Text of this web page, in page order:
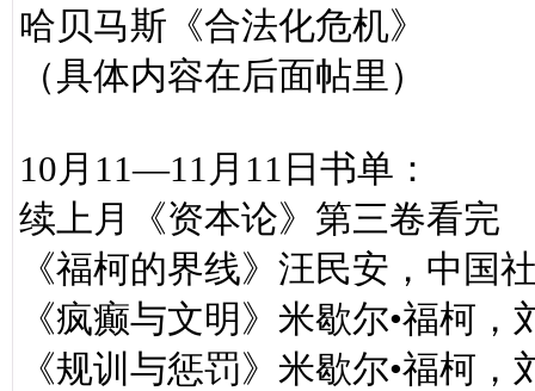
哈贝马斯《合法化危机》
（具体内容在后面帖里）
10月11—11月11日书单：
续上月《资本论》第三卷看完
《福柯的界线》汪民安，中国
《疯癫与文明》米歇尔•福柯
《规训与惩罚》米歇尔•福柯